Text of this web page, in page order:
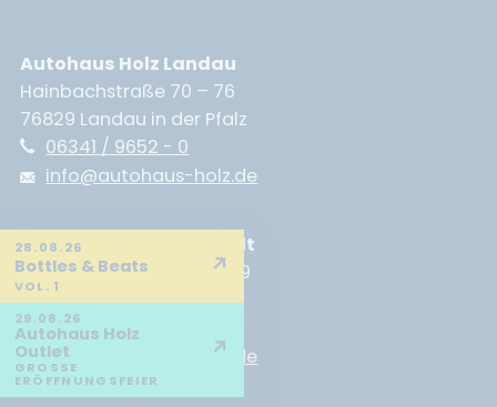
Autohaus Holz Landau
Hainbachstraße 70 – 76
76829 Landau in der Pfalz
06341 / 9652 - 0
info@autohaus-holz.de
Autohaus Holz Neustadt
Branchweilerhofstraße 89
67433 Neustadt
06321 / 9188 - 0
info@autohaus-holz.de
28.08.26
Bottles & Beats
VOL. 1
↗
29.08.26
Autohaus Holz
Outlet
GROSSE E
RÖFFNUNGSFEIER
↗